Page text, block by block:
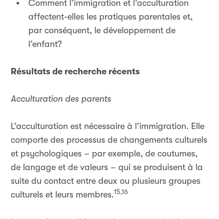
Comment l’immigration et l’acculturation
affectent-elles les pratiques parentales et,
par conséquent, le développement de
l’enfant?
Résultats de recherche récents
Acculturation des parents
L’acculturation est nécessaire à l’immigration. Elle
comporte des processus de changements culturels
et psychologiques – par exemple, de coutumes,
de langage et de valeurs – qui se produisent à la
suite du contact entre deux ou plusieurs groupes
culturels et leurs membres.15,16